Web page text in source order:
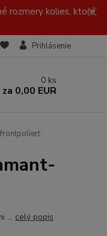
rozmery kolies, ktoré
Prihlásenie
0 ks
za 0,00 EUR
... celý popis